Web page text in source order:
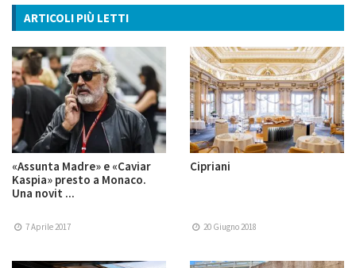
ARTICOLI PIÙ LETTI
«Assunta Madre» e «Caviar
Kaspia» presto a Monaco.
Una novit ...
7 Aprile 2017
Cipriani
20 Giugno 2018